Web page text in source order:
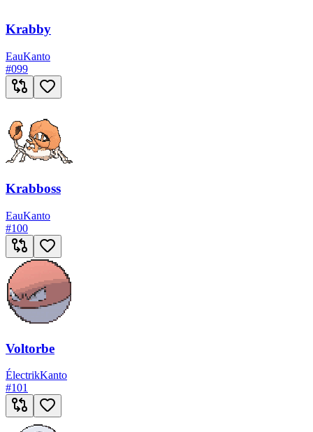
Krabby
EauKanto
#099
Krabboss
EauKanto
#100
Voltorbe
ÉlectrikKanto
#101